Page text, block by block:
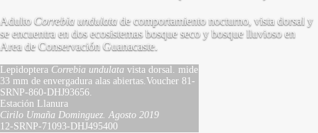
AdultoCorrebia undulatade comportamiento nocturno, vista dorsal y
se encuentra en dos ecosistemas bosque seco y bosque lluvioso en
Area de Conservación Guanacaste.
Lepidoptera Correbia undulata vista dorsal. mide
33 mm de envergadura alas abiertas.Voucher 81-
SRNP-860-DHJ93656.
Estación Llanura
Cirilo Umaña Dominguez. Agosto 2019
12-SRNP-71093-DHJ495400